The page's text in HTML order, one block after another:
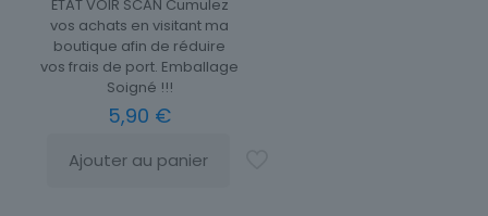
ÉTAT VOIR SCAN Cumulez
vos achats en visitant ma
boutique afin de réduire
vos frais de port. Emballage
Soigné !!!
5,90 €
Ajouter au panier